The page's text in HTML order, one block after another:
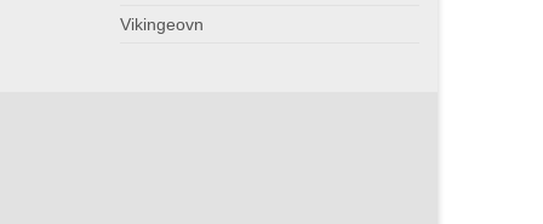
Vikingeovn